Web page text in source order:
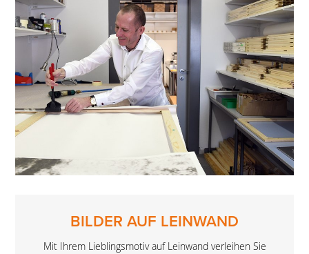
BILDER AUF LEINWAND
Mit Ihrem Lieblingsmotiv auf Leinwand verleihen Sie